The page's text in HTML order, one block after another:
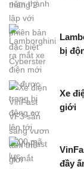
bị
Xe
giới
đầy